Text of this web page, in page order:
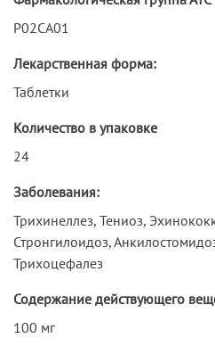
P02CA01
Лекарственная форма:
Таблетки
Количество в упаковке
24
Заболевания:
Трихинеллез, Тениоз,
Стронгилоидоз,
Трихоцефалез
Содержание действующего
100 мг